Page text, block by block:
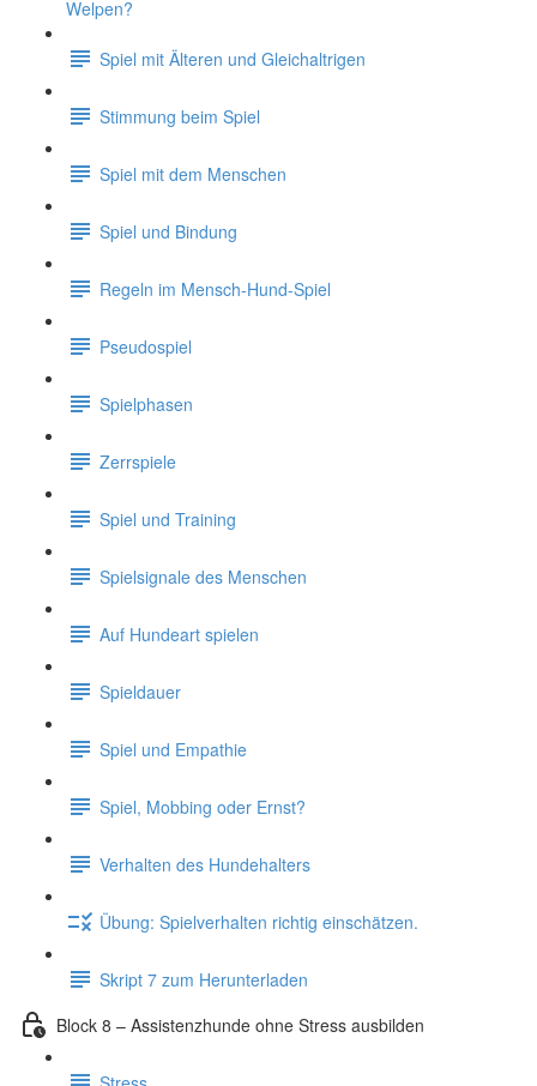
Welpen?
Spiel mit Älteren und Gleichaltrigen
Stimmung beim Spiel
Spiel mit dem Menschen
Spiel und Bindung
Regeln im Mensch-Hund-Spiel
Pseudospiel
Spielphasen
Zerrspiele
Spiel und Training
Spielsignale des Menschen
Auf Hundeart spielen
Spieldauer
Spiel und Empathie
Spiel, Mobbing oder Ernst?
Verhalten des Hundehalters
Übung: Spielverhalten richtig einschätzen.
Skript 7 zum Herunterladen
Block 8 – Assistenzhunde ohne Stress ausbilden